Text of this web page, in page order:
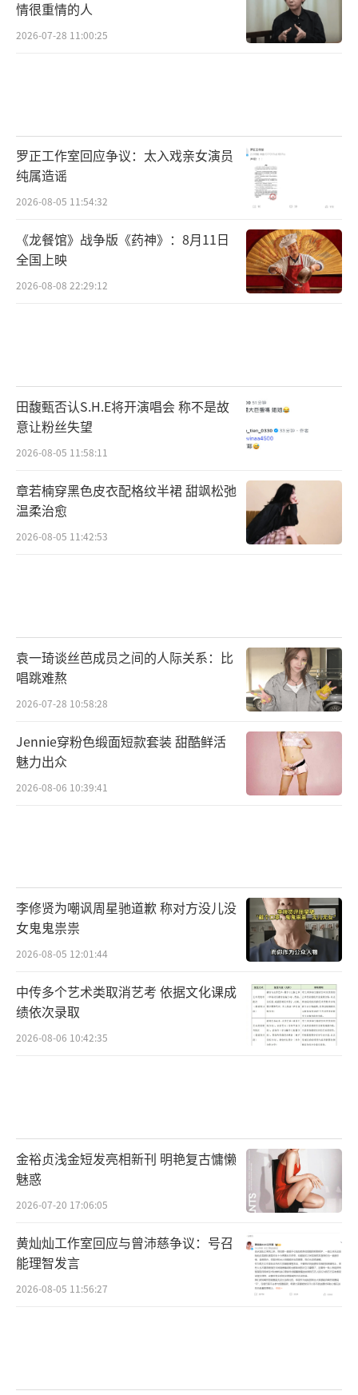
情很重情的人
2026-07-28 11:00:25
罗正工作室回应争议：太入戏亲女演员
纯属造谣
2026-08-05 11:54:32
《龙餐馆》战争版《药神》：8月11日
全国上映
2026-08-08 22:29:12
田馥甄否认S.H.E将开演唱会 称不是故
意让粉丝失望
2026-08-05 11:58:11
章若楠穿黑色皮衣配格纹半裙 甜飒松弛
温柔治愈
2026-08-05 11:42:53
袁一琦谈丝芭成员之间的人际关系：比
唱跳难熬
2026-07-28 10:58:28
Jennie穿粉色缎面短款套装 甜酷鲜活
魅力出众
2026-08-06 10:39:41
李修贤为嘲讽周星驰道歉 称对方没儿没
女鬼鬼祟祟
2026-08-05 12:01:44
中传多个艺术类取消艺考 依据文化课成
绩依次录取
2026-08-06 10:42:35
金裕贞浅金短发亮相新刊 明艳复古慵懒
魅惑
2026-07-20 17:06:05
黄灿灿工作室回应与曾沛慈争议：号召
能理智发言
2026-08-05 11:56:27